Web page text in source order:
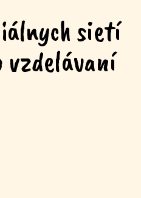
sietí
vzdelávaní